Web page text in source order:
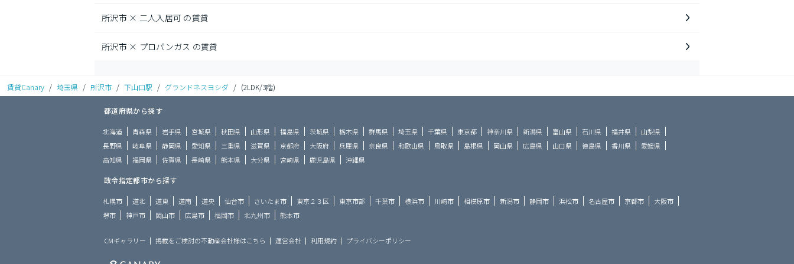
所沢市 × 二人入居可 の賃貸
所沢市 × プロパンガス の賃貸
賃貸Canary / 埼玉県 / 所沢市 / 下山口駅 / グランドネスヨシダ / (2LDK/3階)
都道府県から探す
北海道 青森県 岩手県 宮城県 秋田県 山形県 福島県 茨城県 栃木県 群馬県 埼玉県 千葉県 東京都 神奈川県 新潟県 富山県 石川県 福井県
山梨県
長野県
岐阜県 静岡県 愛知県 三重県 滋賀県 京都府 大阪府 兵庫県 奈良県 和歌山県 鳥取県 島根県 岡山県 広島県 山口県 徳島県 香川県
愛媛県
高知県
福岡県 佐賀県 長崎県 熊本県 大分県 宮崎県 鹿児島県 沖縄県
政令指定都市から探す
札幌市 道北 道東 道南 道央 仙台市 さいたま市 東京２３区 東京市部 千葉市 横浜市 川崎市 相模原市 新潟市 静岡市 浜松市 名古屋市 京都市
大阪市
堺市
神戸市 岡山市 広島市 福岡市 北九州市 熊本市
CMギャラリー 掲載をご検討の不動産会社様はこちら 運営会社 利用規約 プライバシーポリシー